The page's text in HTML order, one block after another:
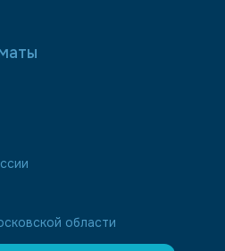
области